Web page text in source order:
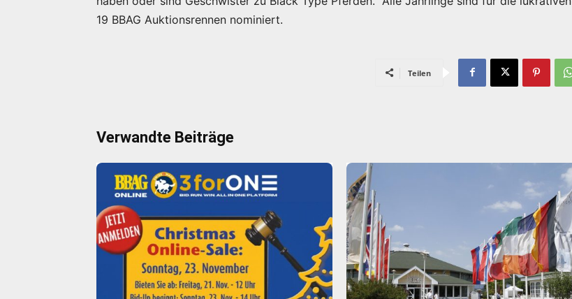
19 BBAG Auktionsrennen nominiert.
Teilen
Verwandte Beiträge